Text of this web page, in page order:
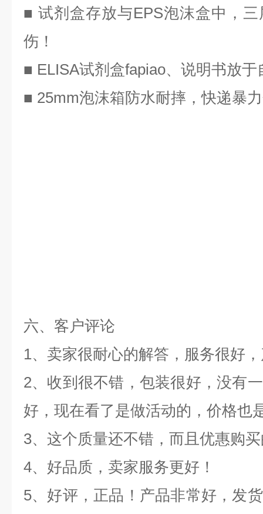
■ 试剂盒存放与EPS泡沫盒中，
伤！
■ ELISA试剂盒fapiao、说明书放
■ 25mm泡沫箱防水耐摔，快递暴
六、客户评论
1、卖家很耐心的解答，服务很好
2、收到很不错，包装很好，没有
好，现在看了是做活动的，价格也
3、这个质量还不错，而且优惠购
4、好品质，卖家服务更好！
5、好评，正品！产品非常好，发